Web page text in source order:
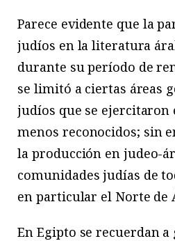
Parece evidente que la
judíos en la literatura
durante su período de
se limitó a ciertas áreas
judíos que se ejercitaron
menos reconocidos; sin
la producción en judeo-
comunidades judías de
en particular el Norte de
En Egipto se recuerdan a